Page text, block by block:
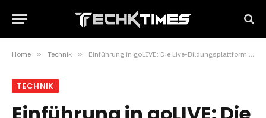
Home » Technik » Einführung in goLIVE: Die Live-Bildungsplattform von IYOVIA
TECHNIK